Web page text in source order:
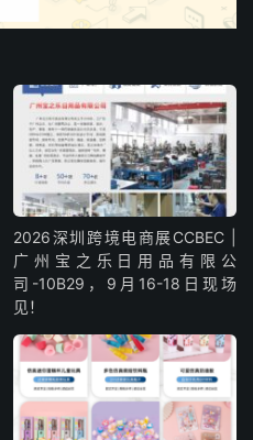
2026深圳跨境电商展CCBEC |
广州宝之乐日用品有限公
司-10B29，9月16-18日现场
见！